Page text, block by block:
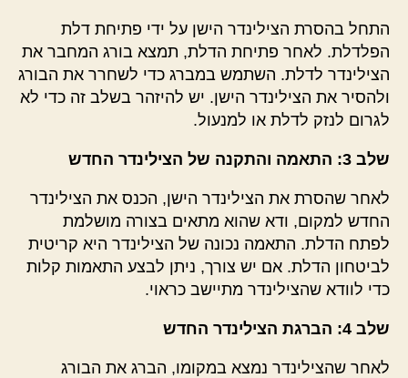
התחל בהסרת הצילינדר הישן על ידי פתיחת דלת
הפלדלת. לאחר פתיחת הדלת, תמצא בורג המחבר את
הצילינדר לדלת. השתמש במברג כדי לשחרר את הבורג
ולהסיר את הצילינדר הישן. יש להיזהר בשלב זה כדי לא
לגרום לנזק לדלת או למנעול.
שלב 3: התאמה והתקנה של הצילינדר החדש
לאחר שהסרת את הצילינדר הישן, הכנס את הצילינדר
החדש למקום, ודא שהוא מתאים בצורה מושלמת
לפתח הדלת. התאמה נכונה של הצילינדר היא קריטית
לביטחון הדלת. אם יש צורך, ניתן לבצע התאמות קלות
כדי לוודא שהצילינדר מתיישב כראוי.
שלב 4: הברגת הצילינדר החדש
לאחר שהצילינדר נמצא במקומו, הברג את הבורג